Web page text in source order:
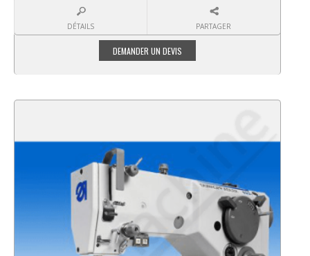
DÉTAILS PARTAGER